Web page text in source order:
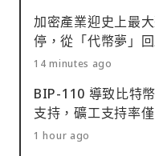
加密產業迎史上最
停，從「代幣夢」
14 minutes ago
BIP-110 導致比特
支持，礦工支持率
1 hour ago